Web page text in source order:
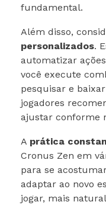
fundamental.
Além disso,
personalizados.
automatizar
você execute
pesquisar e
jogadores
ajustar conforme
A prática
Cronus Zen em
para se
adaptar ao novo
jogar, mais